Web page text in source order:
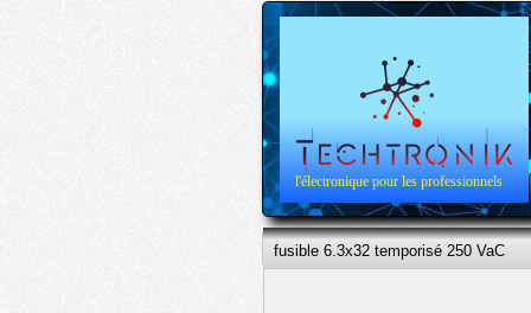
l'électronique pour les professionnels
fusible 6.3x32 temporisé 250 VaC